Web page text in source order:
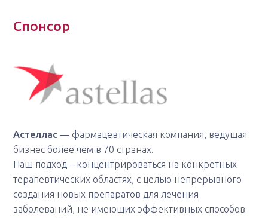
Спонсор
Астеллас — фармацевтическая компания, ведущая
бизнес более чем в 70 странах.
Наш подход – концентрироваться на конкретных
терапевтических областях, с целью непрерывного
создания новых препаратов для лечения
заболеваний, не имеющих эффективных способов